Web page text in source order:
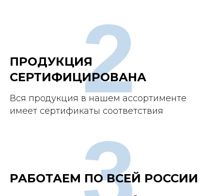
ПРОДУКЦИЯ
СЕРТИФИЦИРОВАНА
Вся продукция в нашем ассортименте
имеет сертификаты соответствия
2
РАБОТАЕМ ПО ВСЕЙ РОССИИ